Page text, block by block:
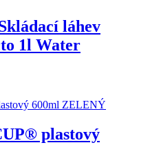
láhev
1l Water
plastový